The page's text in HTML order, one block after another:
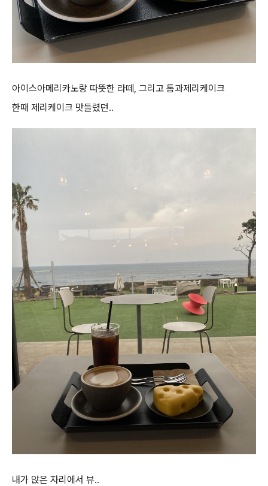
아이스아메리카노랑 따뜻한 라떼, 그리고 톰과제리케이크
한때 제리케이크 맛들렸던..
내가 앉은 자리에서 뷰..